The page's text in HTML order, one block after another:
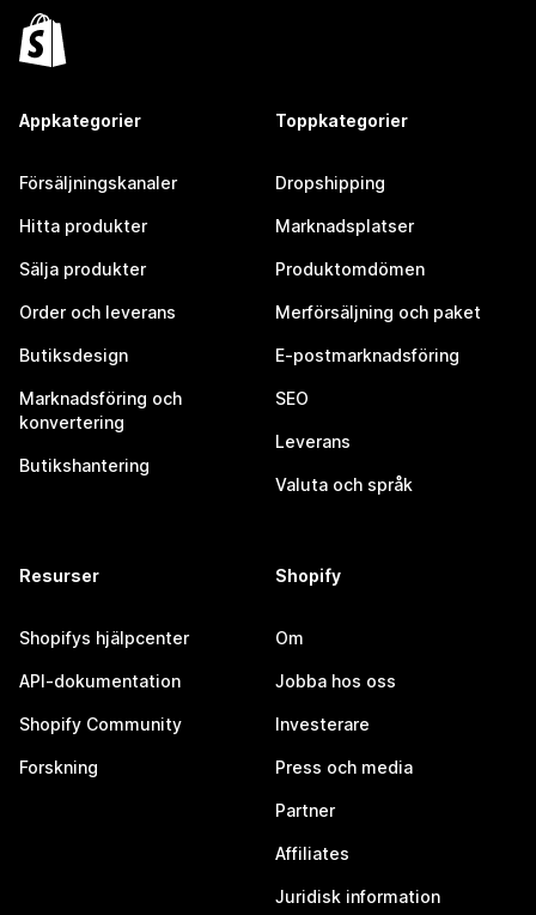
Appkategorier
Försäljningskanaler
Hitta produkter
Sälja produkter
Order och leverans
Butiksdesign
Marknadsföring och
konvertering
Butikshantering
Toppkategorier
Dropshipping
Marknadsplatser
Produktomdömen
Merförsäljning och paket
E-postmarknadsföring
SEO
Leverans
Valuta och språk
Resurser
Shopifys hjälpcenter
API-dokumentation
Shopify Community
Forskning
Shopify
Om
Jobba hos oss
Investerare
Press och media
Partner
Affiliates
Juridisk information